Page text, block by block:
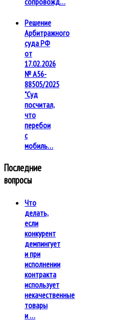
Решение
Арбитражного
суда РФ
от
17.02.2026
№ А56-
88505/2025
"Суд
посчитал,
что
перебои
с
мобиль…
Последние
вопросы
Что
делать,
если
конкурент
демпингует
и при
исполнении
контракта
использует
некачественные
товары
и …